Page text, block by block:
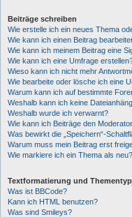
Beiträge schreiben
Wie erstelle ich ein neues Thema
Wie kann ich einen Beitrag
Wie kann ich meinem Beitrag eine
Wie kann ich eine Umfrage
Wieso kann ich nicht mehr
Wie bearbeite oder lösche ich eine
Warum kann ich auf bestimmte
Weshalb kann ich keine
Weshalb wurde ich verwarnt?
Wie kann ich Beiträge den
Was bewirkt die „Speichern“-
Warum muss mein Beitrag erst
Wie markiere ich ein Thema als neu?
Textformatierung und
Was ist BBCode?
Kann ich HTML benutzen?
Was sind Smileys?